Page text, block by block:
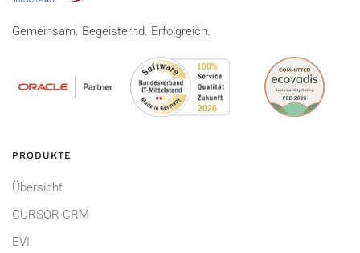
Gemeinsam. Begeisternd. Erfolgreich.
PRODUKTE
Übersicht
CURSOR-CRM
EVI